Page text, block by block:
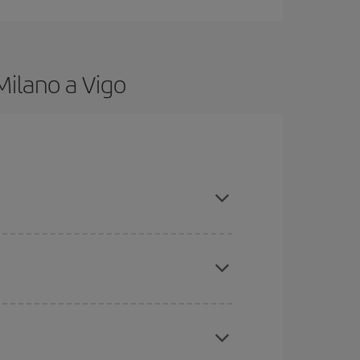
a Vigo